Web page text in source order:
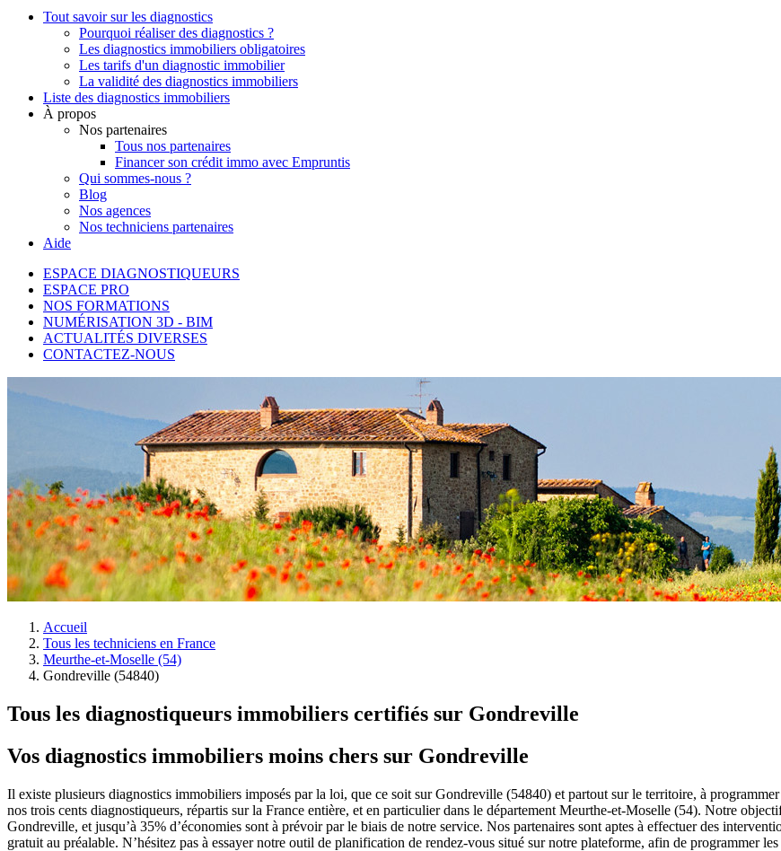
Tout savoir sur les diagnostics
Pourquoi réaliser des diagnostics ?
Les diagnostics immobiliers obligatoires
Les tarifs d'un diagnostic immobilier
La validité des diagnostics immobiliers
Liste des diagnostics immobiliers
À propos
Nos partenaires
Tous nos partenaires
Financer son crédit immo avec Empruntis
Qui sommes-nous ?
Blog
Nos agences
Nos techniciens partenaires
Aide
ESPACE DIAGNOSTIQUEURS
ESPACE PRO
NOS FORMATIONS
NUMÉRISATION 3D - BIM
ACTUALITÉS DIVERSES
CONTACTEZ-NOUS
Accueil
Tous les techniciens en France
Meurthe-et-Moselle (54)
Gondreville (54840)
Tous les diagnostiqueurs immobiliers certifiés sur Gondreville
Vos diagnostics immobiliers moins chers sur Gondreville
Il existe plusieurs diagnostics immobiliers imposés par la loi, que ce soit sur Gondreville (54840) et partout sur le territoire, à
nos trois cents diagnostiqueurs, répartis sur la France entière, et en particulier dans le département Meurthe-et-Moselle (54). Notre
Gondreville, et jusqu’à 35% d’économies sont à prévoir par le biais de notre service. Nos partenaires sont aptes à effectuer des
gratuit au préalable. N’hésitez pas à essayer notre outil de planification de rendez-vous situé sur notre plateforme, afin de programmer